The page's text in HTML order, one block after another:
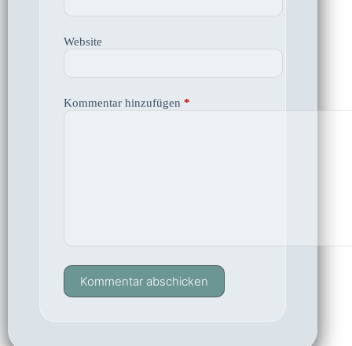
Website
Kommentar hinzufügen *
Kommentar abschicken